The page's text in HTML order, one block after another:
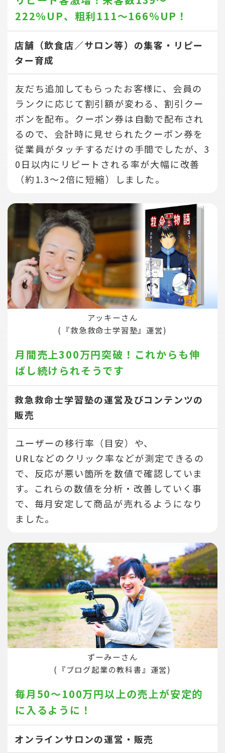
222％UP、 粗利111～166％UP！
店舗（飲食店／サロン等）の集客・リピー
ター育成
友だち追加してもらったお客様に、会員の
ランクに応じて割引額が変わる、割引クー
ポンを配布。クーポン券は自動で配布され
るので、会計時に見せられたクーポン券を
従業員がタッチするだけの手間でしたが、3
0日以内にリピートされる率が大幅に改善
（約1.3～2倍に短縮）しました。
アッキーさん
(『救急救命士学習塾』運営)
月間売上300万円突破！ これからも伸
ばし続けられそうです
救急救命士学習塾の運営及びコンテンツの
販売
ユーザーの移行率（目安）や、
URLなどのクリック率などが測定できるの
で、反応が悪い箇所を数値で確認していま
す。
これらの数値を分析・改善していく事
で、毎月安定して商品が売れるようになり
ました。
ずーみーさん
(『ブログ起業の教科書』運営)
毎月50～100万円以上の売上が安定的
に入るように！
オンラインサロンの運営・販売